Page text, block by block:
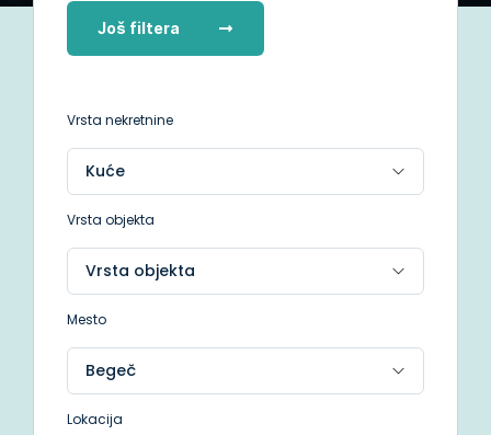
Još filtera
Vrsta nekretnine
Vrsta objekta
Mesto
Lokacija